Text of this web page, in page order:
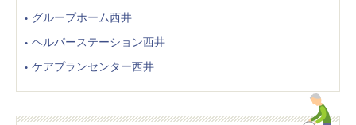
グループホーム西井
ヘルパーステーション西井
ケアプランセンター西井